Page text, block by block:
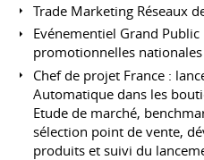
Trade Marketing Réseaux
Evénementiel Grand
promotionnelles nationales
Chef de projet France :
Automatique dans les
Etude de marché,
sélection point de vente,
produits et suivi du